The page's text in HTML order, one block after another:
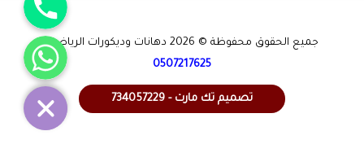
جميع الحقوق محفوظة © 2026 دهانات وديكورات الرياض -
0507217625
تصميم تك مارت - 734057229
واتساب